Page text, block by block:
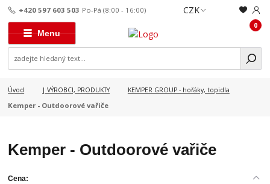
Menu
CZK
+420 597 603 503 Po-Pá (8:00 - 16:00)
0
Úvod | VÝROBCI, PRODUKTY KEMPER GROUP - hořáky, topidla
Kemper - Outdoorové vařiče
Kemper - Outdoorové vařiče
Cena: